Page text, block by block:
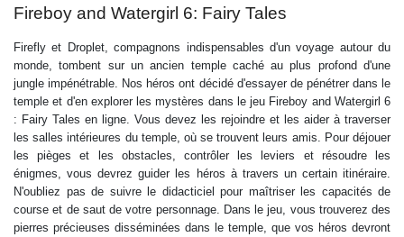
Fireboy and Watergirl 6: Fairy Tales
Firefly et Droplet, compagnons indispensables d'un voyage autour du
monde, tombent sur un ancien temple caché au plus profond d'une
jungle impénétrable. Nos héros ont décidé d'essayer de pénétrer dans le
temple et d'en explorer les mystères dans le jeu Fireboy and Watergirl 6
: Fairy Tales en ligne. Vous devez les rejoindre et les aider à traverser
les salles intérieures du temple, où se trouvent leurs amis. Pour déjouer
les pièges et les obstacles, contrôler les leviers et résoudre les
énigmes, vous devrez guider les héros à travers un certain itinéraire.
N'oubliez pas de suivre le didacticiel pour maîtriser les capacités de
course et de saut de votre personnage. Dans le jeu, vous trouverez des
pierres précieuses disséminées dans le temple, que vos héros devront